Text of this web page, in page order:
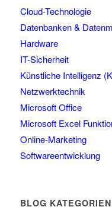
Cloud-Technologie
Datenbanken &
Hardware
IT-Sicherheit
Künstliche Intelligenz
Netzwerktechnik
Microsoft Office
Microsoft Excel
Online-Marketing
Softwareentwicklung
BLOG KATEGORIEN